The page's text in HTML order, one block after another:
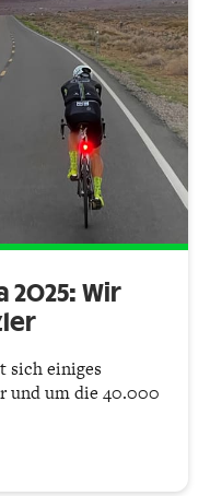
2025: Wir
sich einiges
und um die 40.000